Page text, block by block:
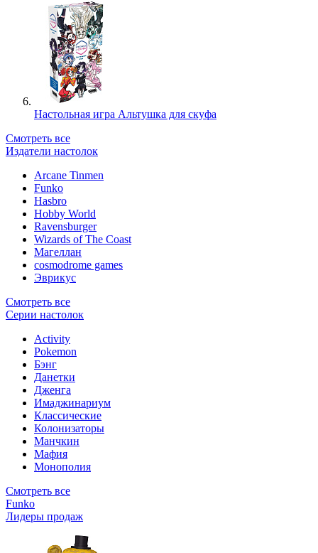
Настольная игра Альтушка для скуфа
Смотреть все
Издатели настолок
Arcane Tinmen
Funko
Hasbro
Hobby World
Ravensburger
Wizards of The Coast
Магеллан
сosmodrome games
Эврикус
Смотреть все
Серии настолок
Activity
Pokemon
Бэнг
Данетки
Дженга
Имаджинариум
Классические
Колонизаторы
Манчкин
Мафия
Монополия
Смотреть все
Funko
Лидеры продаж